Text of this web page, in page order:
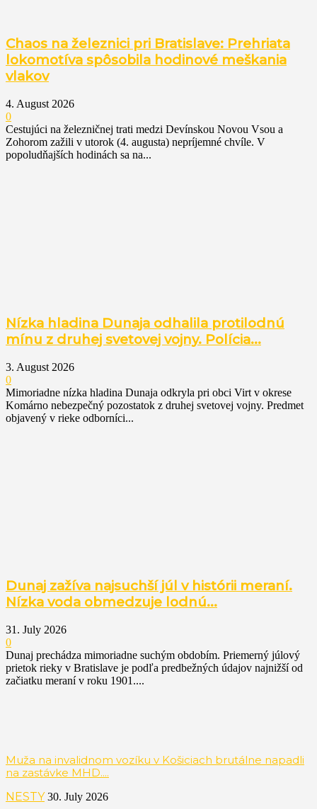
Chaos na železnici pri Bratislave: Prehriata
lokomotíva spôsobila hodinové meškania
vlakov
4. August 2026
0
Cestujúci na železničnej trati medzi Devínskou Novou Vsou a
Zohorom zažili v utorok (4. augusta) nepríjemné chvíle. V
popoludňajších hodinách sa na...
Nízka hladina Dunaja odhalila protilodnú
mínu z druhej svetovej vojny. Polícia...
3. August 2026
0
Mimoriadne nízka hladina Dunaja odkryla pri obci Virt v okrese
Komárno nebezpečný pozostatok z druhej svetovej vojny. Predmet
objavený v rieke odborníci...
Dunaj zažíva najsuchší júl v histórii meraní.
Nízka voda obmedzuje lodnú...
31. July 2026
0
Dunaj prechádza mimoriadne suchým obdobím. Priemerný júlový
prietok rieky v Bratislave je podľa predbežných údajov najnižší od
začiatku meraní v roku 1901....
Muža na invalidnom vozíku v Košiciach brutálne napadli
na zastávke MHD....
NESTY 30. July 2026